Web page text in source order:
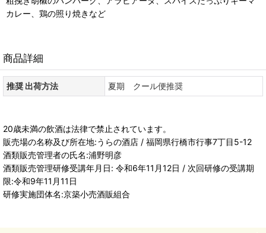
カレー、鶏の照り焼きなど
商品詳細
推奨 出荷方法 夏期 クール便推奨
20歳未満の飲酒は法律で禁止されています。
販売場の名称及び所在地:うらの酒店 / 福岡県行橋市行事7丁目5-12
酒類販売管理者の氏名:浦野明彦
酒類販売管理研修受講年月日: 令和6年11月12日 / 次回研修の受講期
限:令和9年11月11日
研修実施団体名:京築小売酒販組合